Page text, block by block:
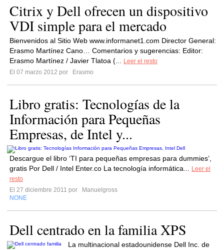
Citrix y Dell ofrecen un dispositivo
VDI simple para el mercado
Bienvenidos al Sitio Web www.informanet1.com Director General:
Erasmo Martínez Cano… Comentarios y sugerencias: Editor:
Erasmo Martínez / Javier Tlatoa (...
Leer el resto
El 07 marzo 2012 por
Erasmo
Libro gratis: Tecnologías de la
Información para Pequeñas
Empresas, de Intel y...
Descargue el libro ‘TI para pequeñas empresas para dummies’,
gratis Por Dell / Intel Enter.co La tecnología informática...
Leer el
resto
El 27 diciembre 2011 por
Manuelgross
NONE
Dell centrado en la familia XPS
La multinacional estadounidense Dell Inc. de